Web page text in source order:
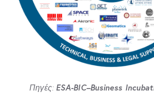
Πηγές: ESA-BIC–Business